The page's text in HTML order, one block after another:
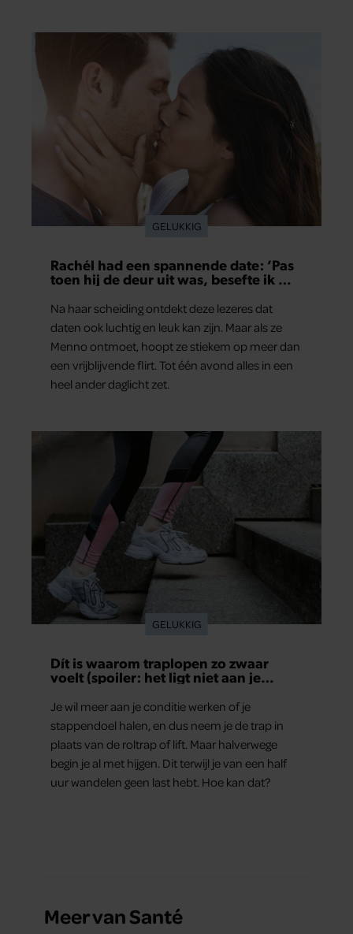
GELUKKIG
Rachél had een spannende date: ‘Pas
toen hij de deur uit was, besefte ik wat
Na haar scheiding ontdekt deze lezeres dat
daten ook luchtig en leuk kan zijn. Maar als ze
Menno ontmoet, hoopt ze stiekem op meer dan
een vrijblijvende flirt. Tot één avond alles in een
heel ander daglicht zet.
GELUKKIG
Dít is waarom traplopen zo zwaar
voelt (spoiler: het ligt niet aan je
Je wil meer aan je conditie werken of je
stappendoel halen, en dus neem je de trap in
plaats van de roltrap of lift. Maar halverwege
begin je al met hijgen. Dit terwijl je van een half
uur wandelen geen last hebt. Hoe kan dat?
Meer van Santé